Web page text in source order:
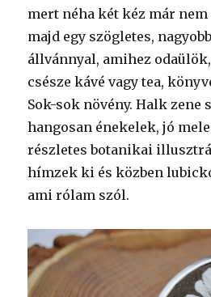
mert néha két kéz már nem
majd egy szögletes,
állvánnyal, amihez
csésze kávé vagy tea,
Sok-sok növény. Halk zene
hangosan énekelek, jó
részletes botanikai
hímzek ki és közben
ami rólam szól.